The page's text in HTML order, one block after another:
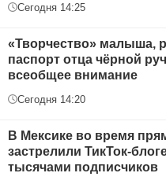
Сегодня 14:25
«Творчество» малыша,
паспорт отца чёрной
всеобщее внимание
Сегодня 14:20
В Мексике во время
застрелили ТикТок-
тысячами подписчиков